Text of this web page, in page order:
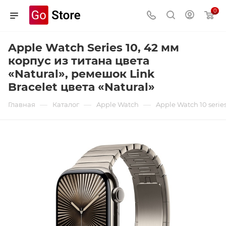
0
Apple Watch Series 10, 42 мм
корпус из титана цвета
«Natural», ремешок Link
Bracelet цвета «Natural»
Главная — Каталог — Apple Watch — Apple Watch 10